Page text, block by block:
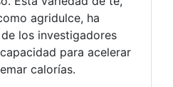
agridulce, ha
los investigadores
para acelerar
calorías.